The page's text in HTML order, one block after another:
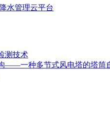
水管理云平台
测技术
——一种多节式风电塔的塔筒